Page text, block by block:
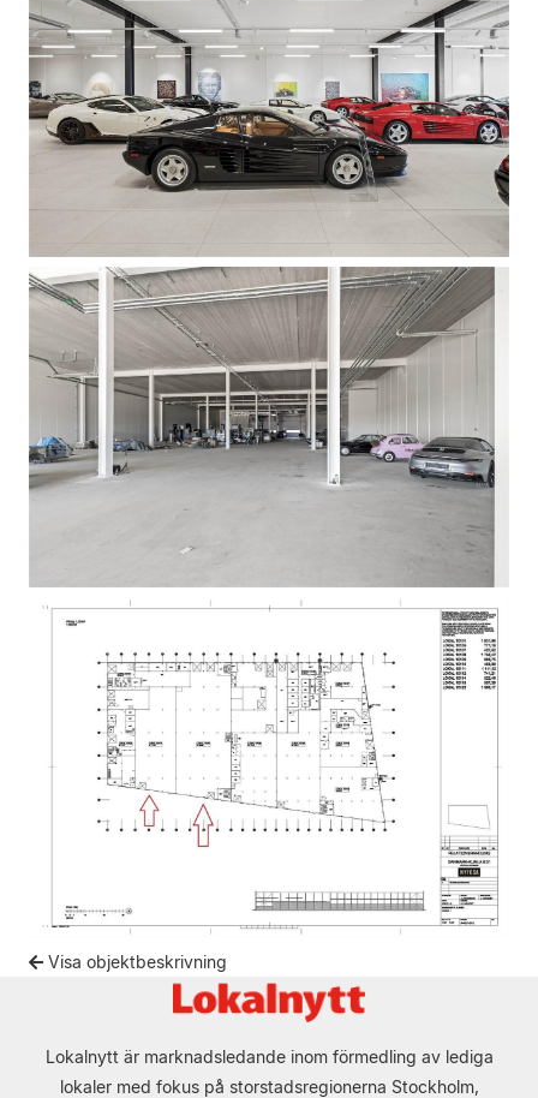
Visa objektbeskrivning
Lokalnytt är marknadsledande inom förmedling av lediga
lokaler med fokus på storstadsregionerna Stockholm,